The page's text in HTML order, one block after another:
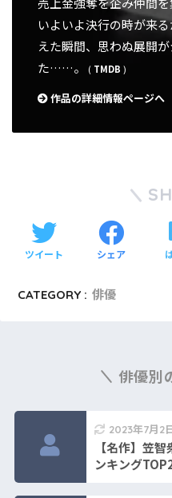
いよいよ決行の時が来
えた瞬間、思わぬ展開
た……。
( TMDB )
作品の詳細情報ページへ
ツイート シェア
CATEGORY : 俳優
俳優別
2023年7月2
【名作】笠
ンキング